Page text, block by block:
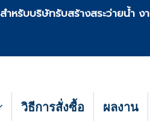
สำหรับบริษัทรับสร้างสระว่ายน้ำ ง
วิธีการสั่งซื้อ ผลงาน